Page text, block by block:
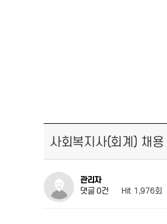
사회복지사(회계) 채
관리자
댓글 0건
Hit 1,976회